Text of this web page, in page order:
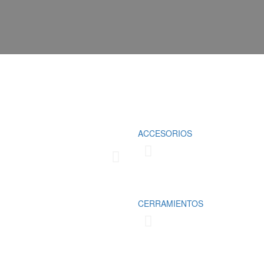
Fabricamos cubrimientos para la
ACCESORIOS
CERRAMIENTOS